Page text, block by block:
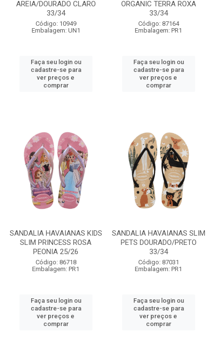
AREIA/DOURADO CLARO
33/34
Código: 10949
Embalagem: UN1
Faça seu login ou
cadastre-se para
ver preços e
comprar
ORGANIC TERRA ROXA
33/34
Código: 87164
Embalagem: PR1
Faça seu login ou
cadastre-se para
ver preços e
comprar
SANDALIA HAVAIANAS KIDS
SLIM PRINCESS ROSA
PEONIA 25/26
Código: 86718
Embalagem: PR1
Faça seu login ou
cadastre-se para
ver preços e
comprar
SANDALIA HAVAIANAS SLIM
PETS DOURADO/PRETO
33/34
Código: 87031
Embalagem: PR1
Faça seu login ou
cadastre-se para
ver preços e
comprar